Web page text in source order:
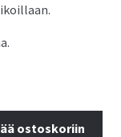
ostoskoriin